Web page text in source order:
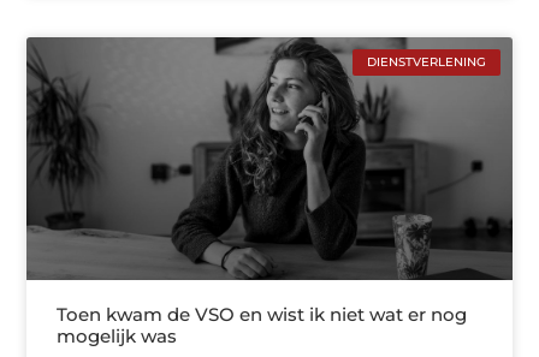
DIENSTVERLENING
Toen kwam de VSO en wist ik niet wat er nog
mogelijk was